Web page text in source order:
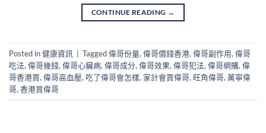
CONTINUE READING →
Posted in健康資訊 Tagged偉哥份量, 偉哥價錢香港, 偉哥副作用, 偉哥
吃法, 偉哥幾錢, 偉哥心臟病, 偉哥成分, 偉哥效果, 偉哥犯法, 偉哥網購, 偉
哥香港買, 偉哥高血壓, 吃了偉哥會怎樣, 家計會買偉哥, 旺角偉哥, 萬寧偉
哥, 香港買偉哥